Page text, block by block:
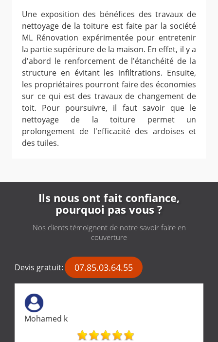
Une exposition des bénéfices des travaux de
nettoyage de la toiture est faite par la société
ML Rénovation expérimentée pour entretenir
la partie supérieure de la maison. En effet, il y a
d'abord le renforcement de l'étanchéité de la
structure en évitant les infiltrations. Ensuite,
les propriétaires pourront faire des économies
sur ce qui est des travaux de changement de
toit. Pour poursuivre, il faut savoir que le
nettoyage de la toiture permet un
prolongement de l'efficacité des ardoises et
des tuiles.
Ils nous ont fait confiance,
pourquoi pas vous ?
Nos clients témoignent de notre savoir faire en
couverture
Devis gratuit: 07.85.03.64.55
Mohamed k